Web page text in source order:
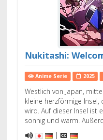
Nukitashi:
Anime Serie 2025
Westlich von Japan,
kleine herzförmige
wird. Auf dieser Insel ist
sonnig und warm.
|